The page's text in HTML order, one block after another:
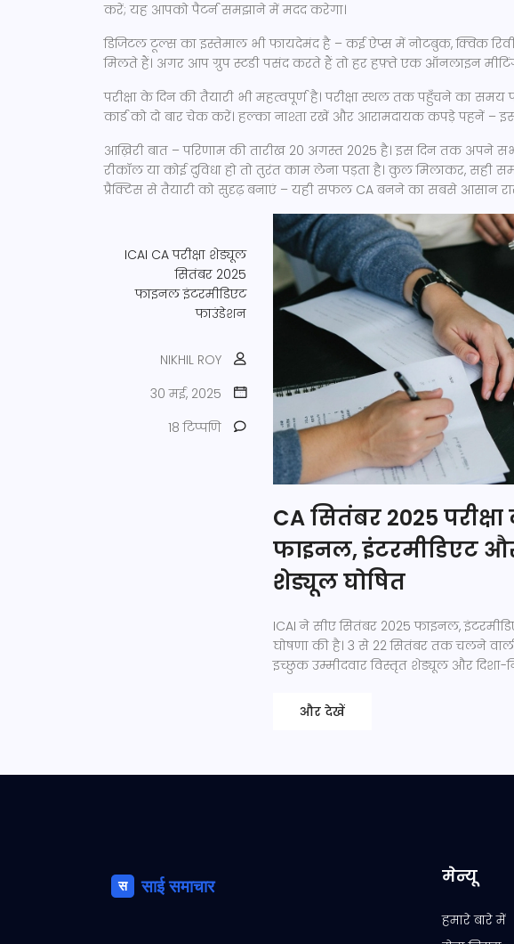
करें; यह आपको पैटर्न समझाने में मदद करेगा।
डिजिटल टूल्स का इस्तेमाल भी फायदेमंद है – कई ऐप्स में नोटबुक, क्विक
मिलते हैं। अगर आप ग्रुप स्टडी पसंद करते हैं तो हर हफ़्ते एक ऑनलाइन
परीक्षा के दिन की तैयारी भी महत्वपूर्ण है। परीक्षा स्थल तक पहुँचने का
कार्ड को दो बार चेक करें। हल्का नाश्ता रखें और आरामदायक कपड़े पहनें –
आख़िरी बात – परिणाम की तारीख 20 अगस्त 2025 है। इस दिन तक अपने
रीकॉल या कोई दुविधा हो तो तुरंत काम लेना पड़ता है। कुल मिलाकर, सही
प्रैक्टिस से तैयारी को सुदृढ़ बनाएं – यही सफल CA बनने का सबसे आसान
ICAI CA परीक्षा शेड्यूल
सितंबर 2025
फाइनल इंटरमीडिएट
फाउंडेशन
NIKHIL ROY
30 मई, 2025
18 टिप्पणि
CA सितंबर 2025
फाइनल, इंटरमीडिएट
शेड्यूल घोषित
ICAI ने सीए सितंबर 2025 फाइनल,
घोषणा की है। 3 से 22 सितंबर तक चलने
इच्छुक उम्मीदवार विस्तृत शेड्यूल और दिशा-
और देखें
मेन्यू
हमारे बारे में